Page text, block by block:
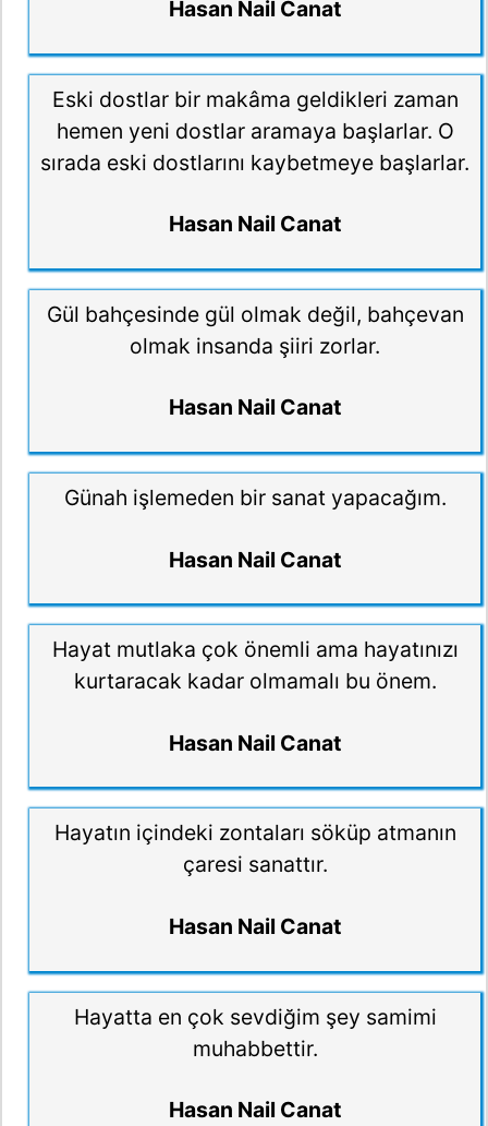
Hasan Nail Canat
Eski dostlar bir makâma geldikleri zaman
hemen yeni dostlar aramaya başlarlar. O
sırada eski dostlarını kaybetmeye başlarlar.
Hasan Nail Canat
Gül bahçesinde gül olmak değil, bahçevan
olmak insanda şiiri zorlar.
Hasan Nail Canat
Günah işlemeden bir sanat yapacağım.
Hasan Nail Canat
Hayat mutlaka çok önemli ama hayatınızı
kurtaracak kadar olmamalı bu önem.
Hasan Nail Canat
Hayatın içindeki zontaları söküp atmanın
çaresi sanattır.
Hasan Nail Canat
Hayatta en çok sevdiğim şey samimi
muhabbettir.
Hasan Nail Canat